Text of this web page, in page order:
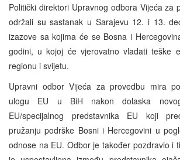
Politički direktori Upravnog odbora Vijeća za
održali su sastanak u Sarajevu 12. i 13.
izazove sa kojima će se Bosna i
godini, u kojoj će vjerovatno vladati teške
regionu i svijetu.
Upravni odbor Vijeća za provedbu mira
ulogu EU u BiH nakon dolaska
EU/specijalnog predstavnika EU koji
pružanju podrške Bosni i Hercegovini u
odnose na EU. Odbor je također pozdravio i